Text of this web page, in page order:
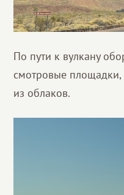
По пути к вулкану
смотровые
из облаков.